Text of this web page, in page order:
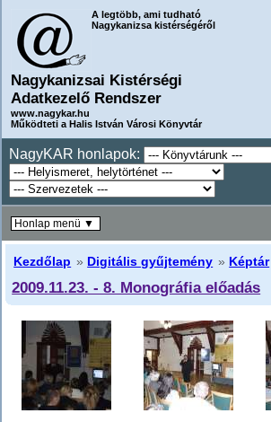
A legtöbb, ami tudható
Nagykanizsa kistérségéről
Nagykanizsai Kistérségi
Adatkezelő Rendszer
www.nagykar.hu
Működteti a Halis István Városi Könyvtár
NagyKAR honlapok:
Kezdőlap » Digitális gyűjtemény » Képtár
2009.11.23. - 8. Monográfia előadás
Honlap menü ▼